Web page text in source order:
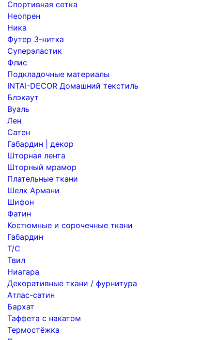
Спортивная сетка
Неопрен
Ника
Футер 3-нитка
Суперэластик
Флис
Подкладочные материалы
INTAI-DECOR Домашний текстиль
Блэкаут
Вуаль
Лен
Сатен
Габардин | декор
Шторная лента
Шторный мрамор
Плательные ткани
Шелк Армани
Шифон
Фатин
Костюмные и сорочечные ткани
Габардин
Т/С
Твил
Ниагара
Декоративные ткани / фурнитура
Атлас-сатин
Бархат
Таффета с накатом
Термостёжка